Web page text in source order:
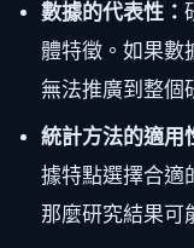
數據的代表性：
體特徵。如果數
無法推廣到整個
統計方法的適用
據特點選擇合適
那麼研究結果可